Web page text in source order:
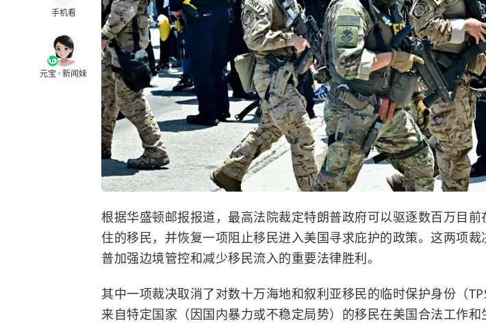
手机看
元宝 · 新闻妹
根据华盛顿邮报报道，最高法院裁定特朗普政府可以驱逐数百万目前
住的移民，并恢复一项阻止移民进入美国寻求庇护的政策。这两项裁
普加强边境管控和减少移民流入的重要法律胜利。
其中一项裁决取消了对数十万海地和叙利亚移民的临时保护身份（
来自特定国家（因国内暴力或不稳定局势）的移民在美国合法工作和